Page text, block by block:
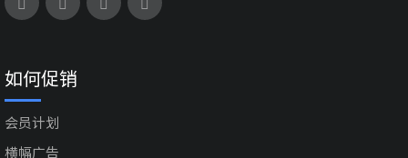
如何促销
会员计划
横幅广告